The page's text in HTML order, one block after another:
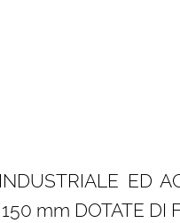
ED
mm DOTATE DI